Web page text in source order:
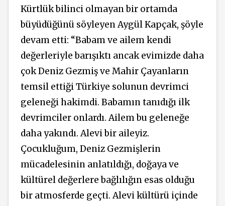
Kürtlük bilinci olmayan bir ortamda
büyüdüğünü söyleyen Aygül Kapçak, şöyle
devam etti: “Babam ve ailem kendi
değerleriyle barışıktı ancak evimizde daha
çok Deniz Gezmiş ve Mahir Çayanların
temsil ettiği Türkiye solunun devrimci
geleneği hakimdi. Babamın tanıdığı ilk
devrimciler onlardı. Ailem bu geleneğe
daha yakındı. Alevi bir aileyiz.
Çocukluğum, Deniz Gezmişlerin
mücadelesinin anlatıldığı, doğaya ve
kültürel değerlere bağlılığın esas olduğu
bir atmosferde geçti. Alevi kültürü içinde